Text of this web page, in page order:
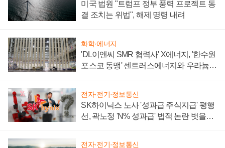
미국 법원 "트럼프 정부 풍력 프로젝트 동
결 조치는 위법", 해제 명령 내려
화학·에너지
'DL이앤씨 SMR 협력사' X에너지, '한수원
포스코 동맹' 센트러스에너지와 우라늄
전자·전기·정보통신
SK하이닉스 노사 '성과급 주식지급' 평행
선, 곽노정 'N% 성과급' 법적 논란 벗을지
전자·전기·정보통신